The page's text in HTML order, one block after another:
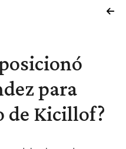
para
de Kicillof?